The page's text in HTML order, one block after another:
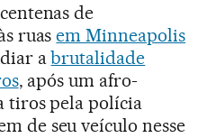
de
ruasem Minneapolis
abrutalidade
, após um afro-
tiros pela polícia
de seu veículo nesse